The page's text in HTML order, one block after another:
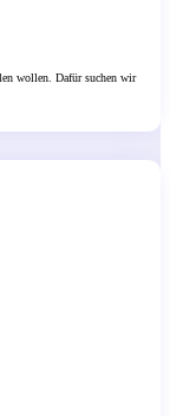
wollen. Dafür suchen wir